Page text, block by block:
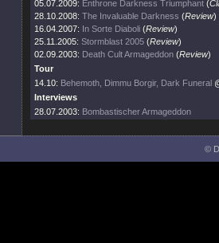
05.07.2009: Enthrone Darkness Triumphant (
28.10.2008: The Invaluable Darkness (Review)
16.04.2007: In Sorte Diaboli (Review)
25.11.2005: Stormblast 2005 (Review)
02.09.2003: Death Cult Armageddon (Review)
Tour
14.10: Behemoth, Dimmu Borgir, Dark Funeral
Interviews
28.07.2003: Bombastischer Armageddon
©